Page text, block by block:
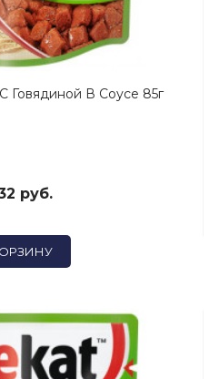
Говядиной В Соусе 85г
руб.